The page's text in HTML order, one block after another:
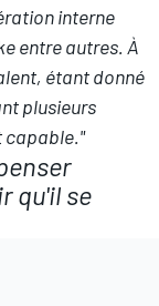
interne
entre autres. À
étant donné
plusieurs
capable."
qu'il se